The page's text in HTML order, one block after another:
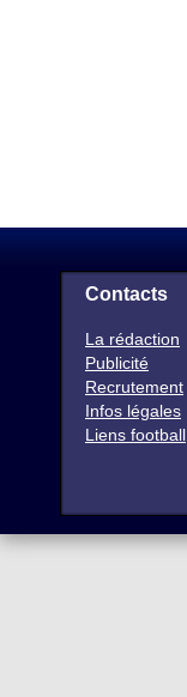
Contacts
La rédaction
Publicité
Recrutement
Infos légales
Liens football